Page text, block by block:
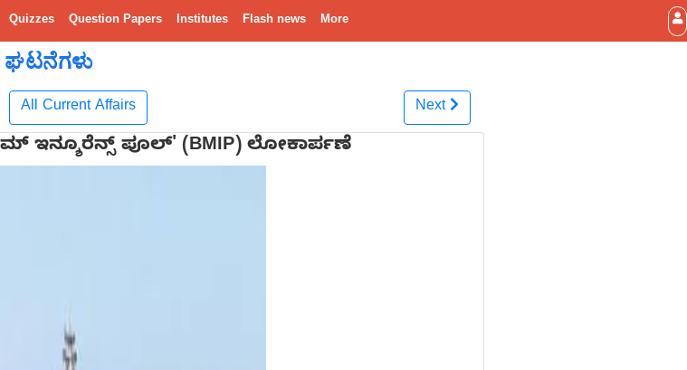
Quizzes Question Papers Institutes Flash news More
ಘಟನೆಗಳು
All Current Affairs Next
ಇನ್ಶೂರೆನ್ಸ್ ಪೂಲ್' (BMIP) ಲೋಕಾರ್ಪಣೆ